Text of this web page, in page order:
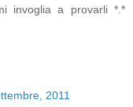
invoglia a provarli *.*
2011